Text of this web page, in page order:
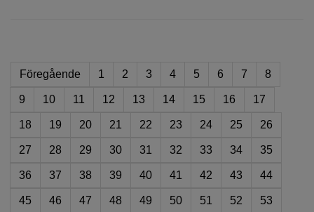
Föregående 1 2 3 4 5 6 7 8
9 10 11 12 13 14 15 16 17
18 19 20 21 22 23 24 25 26
27 28 29 30 31 32 33 34 35
36 37 38 39 40 41 42 43 44
45 46 47 48 49 50 51 52 53